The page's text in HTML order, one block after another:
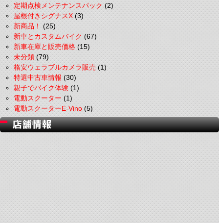
定期点検メンテナンスパック(2)
屋根付きシグナスX(3)
新商品！(25)
新車とカスタムバイク(67)
新車在庫と販売価格(15)
未分類(79)
格安ウェラブルカメラ販売(1)
特選中古車情報(30)
親子でバイク体験(1)
電動スクーター(1)
電動スクーターE-Vino(5)